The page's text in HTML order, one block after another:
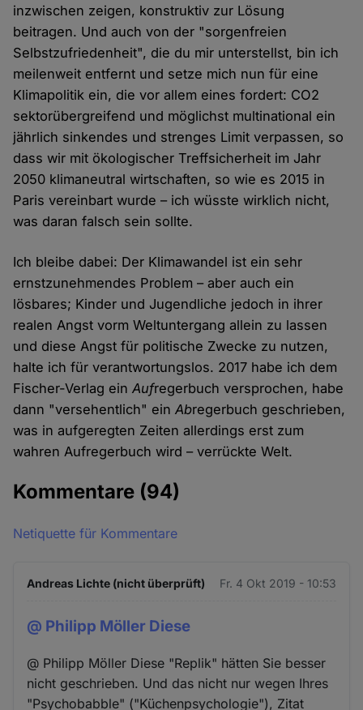
inzwischen zeigen, konstruktiv zur Lösung
beitragen. Und auch von der "sorgenfreien
Selbstzufriedenheit", die du mir unterstellst, bin ich
meilenweit entfernt und setze mich nun für eine
Klimapolitik ein, die vor allem eines fordert: CO2
sektorübergreifend und möglichst multinational ein
jährlich sinkendes und strenges Limit verpassen, so
dass wir mit ökologischer Treffsicherheit im Jahr
2050 klimaneutral wirtschaften, so wie es 2015 in
Paris vereinbart wurde – ich wüsste wirklich nicht,
was daran falsch sein sollte.
Ich bleibe dabei: Der Klimawandel ist ein sehr
ernstzunehmendes Problem – aber auch ein
lösbares; Kinder und Jugendliche jedoch in ihrer
realen Angst vorm Weltuntergang allein zu lassen
und diese Angst für politische Zwecke zu nutzen,
halte ich für verantwortungslos. 2017 habe ich dem
Fischer-Verlag einAufregerbuch versprochen, habe
dann "versehentlich" einAbregerbuch geschrieben,
was in aufgeregten Zeiten allerdings erst zum
wahren Aufregerbuch wird – verrückte Welt.
Kommentare (94)
Netiquette für Kommentare
Andreas Lichte (nicht überprüft) Fr. 4 Okt 2019 - 10:53
@ Philipp Möller Diese
@ Philipp Möller Diese "Replik" hätten Sie besser
nicht geschrieben. Und das nicht nur wegen Ihres
"Psychobabble" ("Küchenpsychologie"), Zitat